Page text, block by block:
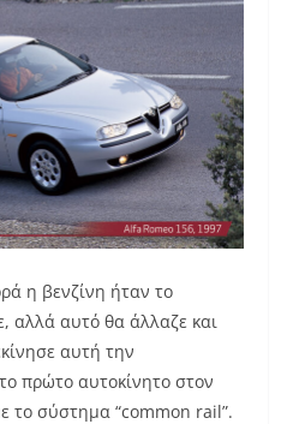
η βενζίνη ήταν το
αλλά αυτό θα άλλαζε και
αυτή την
πρώτο αυτοκίνητο στον
το σύστημα “common rail”.